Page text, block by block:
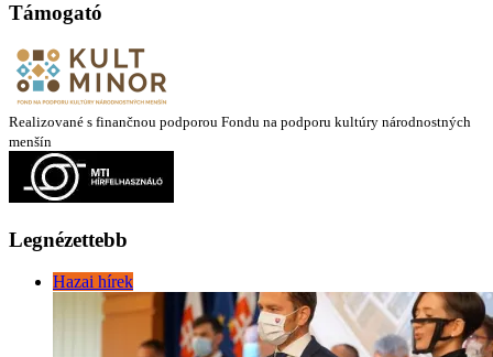
Támogató
Realizované s finančnou podporou Fondu na podporu kultúry národnostných
menšín
Legnézettebb
Hazai hírek